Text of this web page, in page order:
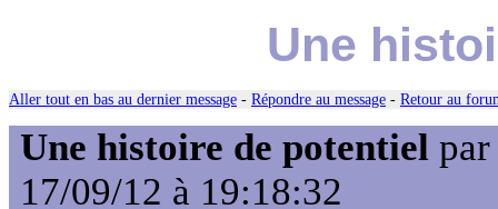
Une
Aller tout en bas au dernier message - Répondre au message - Retour au
Une histoire de potentiel
17/09/12 à 19:18:32